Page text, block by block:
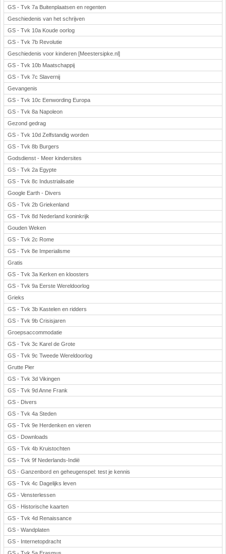
GS - Tvk 7a Buitenplaatsen en regenten
Geschiedenis van het schrijven
GS - Tvk 10a Koude oorlog
GS - Tvk 7b Revolutie
Geschiedenis voor kinderen [Meestersipke.nl]
GS - Tvk 10b Maatschappij
GS - Tvk 7c Slavernij
Gevangenis
GS - Tvk 10c Eenwording Europa
GS - Tvk 8a Napoleon
Gezond gedrag
GS - Tvk 10d Zelfstandig worden
GS - Tvk 8b Burgers
Godsdienst - Meer kindersites
GS - Tvk 2a Egypte
GS - Tvk 8c Industrialisatie
Google Earth - Divers
GS - Tvk 2b Griekenland
GS - Tvk 8d Nederland koninkrijk
Gouden Weken
GS - Tvk 2c Rome
GS - Tvk 8e Imperialisme
Gratis
GS - Tvk 3a Kerken en kloosters
GS - Tvk 9a Eerste Wereldoorlog
Grieks
GS - Tvk 3b Kastelen en ridders
GS - Tvk 9b Crisisjaren
Groepsaccommodatie
GS - Tvk 3c Karel de Grote
GS - Tvk 9c Tweede Wereldoorlog
Grutte Pier
GS - Tvk 3d Vikingen
GS - Tvk 9d Anne Frank
GS - Divers
GS - Tvk 4a Steden
GS - Tvk 9e Herdenken en vieren
GS - Downloads
GS - Tvk 4b Kruistochten
GS - Tvk 9f Nederlands-Indië
GS - Ganzenbord en geheugenspel: test je kennis
GS - Tvk 4c Dagelijks leven
GS - Vensterlessen
GS - Historische kaarten
GS - Tvk 4d Renaissance
GS - Wandplaten
GS - Internetopdracht